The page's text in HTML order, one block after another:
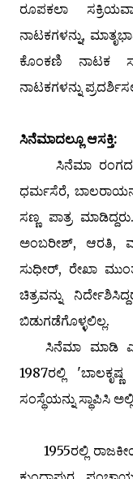
ರೂಪಕಲಾ
ನಾಟಕಗಳನ್ನು,
ಕೊಂಕಣಿ ನಾಟಕ
ನಾಟಕಗಳನ್ನು
ಸಿನೆಮಾದಲ್ಲೂ ಆಸಕ್ತಿ:
ಸಿನೆಮಾ ರಂಗದಲ್ಲೂ
ಧರ್ಮಸೆರೆ, ಬಾಲರಾಯನ
ಸಣ್ಣ ಪಾತ್ರ
ಅಂಬರೀಶ್, ಆರತಿ,
ಸುಧೀರ್, ರೇಖಾ
ಚಿತ್ರವನ್ನು
ಬಿಡುಗಡೆಗೊಳ್ಳಲಿಲ್ಲ.
ಸಿನೆಮಾ ಮಾಡಿ
1987ರಲ್ಲಿ
ಸಂಸ್ಥೆಯನ್ನು ಸ್ಥಾಪಿಸಿ
1955ರಲ್ಲಿ ರಾಜಕೀಯ